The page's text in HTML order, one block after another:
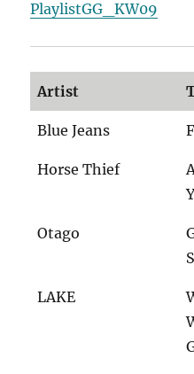
PlaylistGG_KW09
Artist
Blue Jeans
Horse Thief
Otago
LAKE